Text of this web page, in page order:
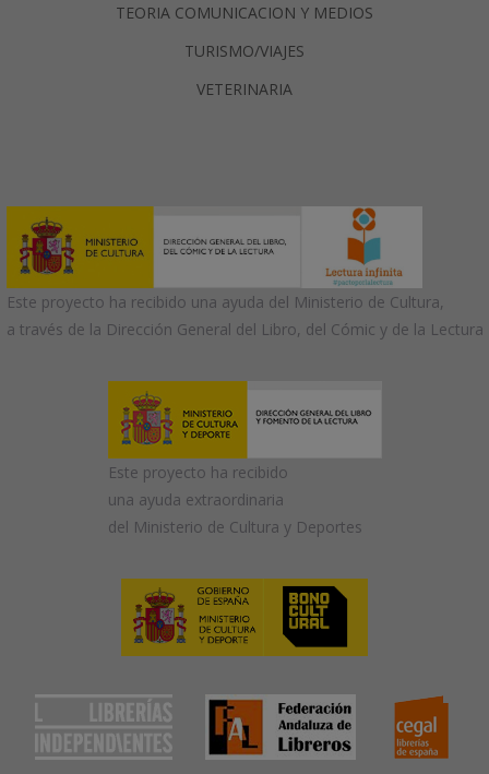
TEORIA COMUNICACION Y MEDIOS
TURISMO/VIAJES
VETERINARIA
Este proyecto ha recibido una ayuda del Ministerio de Cultura,
a través de la Dirección General del Libro, del Cómic y de la Lectura
Este proyecto ha recibido
una ayuda extraordinaria
del Ministerio de Cultura y Deportes